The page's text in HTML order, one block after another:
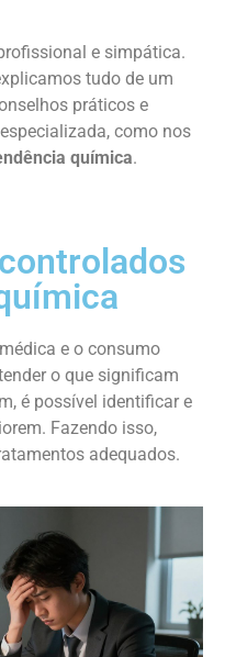
e simpática.
tudo de um
práticos e
como nos
química.
e o consumo
o que significam
é possível identificar e
Fazendo isso,
adequados.